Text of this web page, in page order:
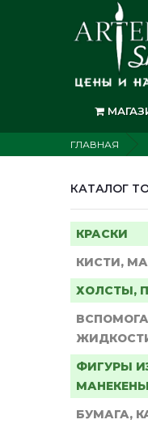
ГЛАВНАЯ
КАТАЛОГ
КРАСКИ
КИСТИ,
ХОЛСТЫ,
ФИГУРЫ
МАНЕКЕНЫ
БУМАГА,